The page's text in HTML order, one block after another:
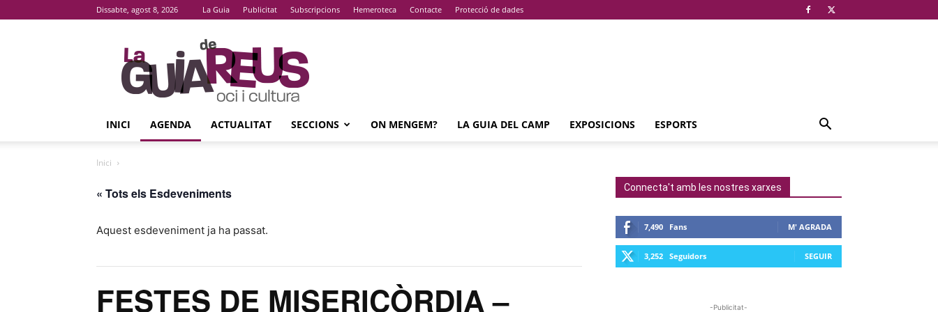
Dissabte, agost 8, 2026 La Guia Publicitat Subscripcions Hemeroteca Contacte Protecció de dades
La
Guia
De
Reus
INICI AGENDA ACTUALITAT SECCIONS ON MENGEM? LA GUIA DEL CAMP EXPOSICIONS ESPORTS
Inici
« Tots els Esdeveniments
Aquest esdeveniment ja ha passat.
FESTES DE MISERICÒRDIA –
Connecta't amb les nostres xarxes
7,490 Fans M' AGRADA
3,252 Seguidors SEGUIR
-Publicitat-